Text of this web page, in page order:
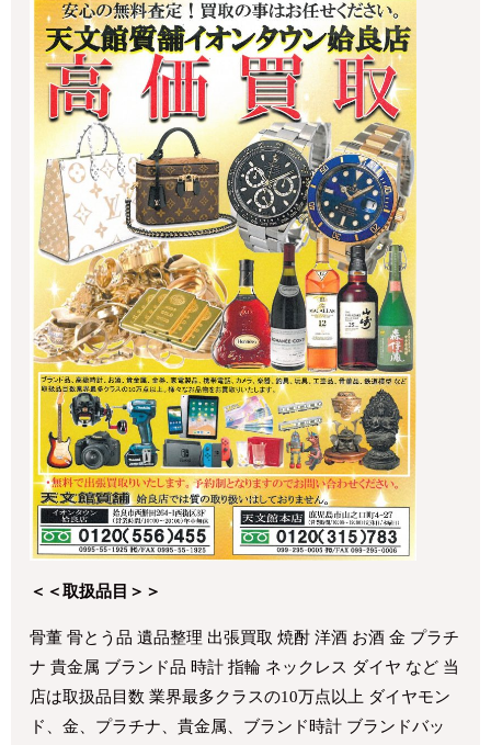
＜＜取扱品目＞＞
骨董 骨とう品 遺品整理 出張買取 焼酎 洋酒 お酒 金 プラチ
ナ 貴金属 ブランド品 時計 指輪 ネックレス ダイヤ など 当
店は取扱品目数 業界最多クラスの10万点以上 ダイヤモン
ド、金、プラチナ、貴金属、ブランド時計 ブランドバッ